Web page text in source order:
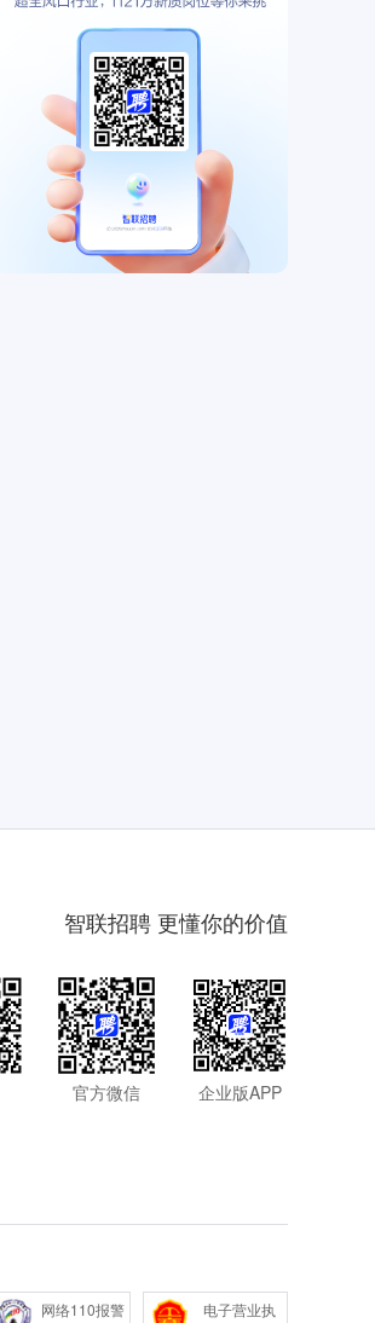
智联招聘 更懂你的价值
官方微信 企业版APP
网络110报警
电子营业执